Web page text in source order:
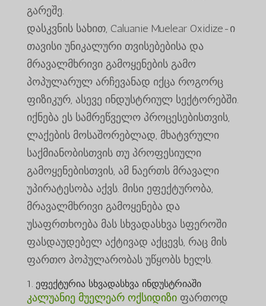
გარეშე.
დასკვნის სახით, Caluanie Muelear Oxidize-ი
თავისი უნიკალური თვისებებისა და
მრავალმხრივი გამოყენების გამო
პოპულარულ არჩევანად იქცა როგორც
ფიზიკურ, ასევე ინდუსტრიულ სექტორებში.
იქნება ეს სამრეწველო პროცესებისთვის,
ლაქების მოსაშორებლად, მხატვრული
საქმიანობისთვის თუ პროფესიული
გამოყენებისთვის, ამ ნაერთს მრავალი
უპირატესობა აქვს. მისი ეფექტურობა,
მრავალმხრივი გამოყენება და
უსაფრთხოება მას სხვადასხვა სფეროში
ფასდაუდებელ აქტივად აქცევს, რაც მის
ფართო პოპულარობას უწყობს ხელს.
1. ეფექტურია სხვადასხვა ინდუსტრიაში
კალუანიე მუელეარ ოქსიდიზიფართოდ